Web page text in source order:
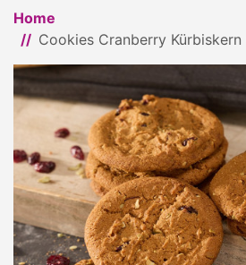
Home
Cookies Cranberry